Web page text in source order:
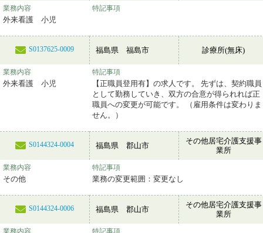
業務内容
外来看護 小児
特記事項
S0137625-0009 福島県 福島市 診療所(無床)
業務内容
外来看護 小児
特記事項
【正職員登用有】の求人です。 先ずは、契約職員
として勤務していき、双方の合意が得られれば正
職員への変更が可能です。 （雇用条件は変わりま
せん。）
S0144324-0004 福島県 郡山市
その他居宅介護支援事
業所
業務内容
その他
特記事項
業務の変更範囲：変更なし
S0144324-0006 福島県 郡山市
その他居宅介護支援事
業所
業務内容 特記事項